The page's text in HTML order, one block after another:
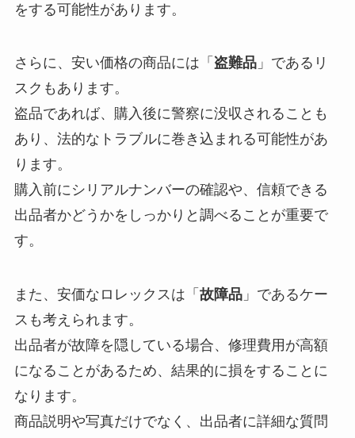
をする可能性があります。
さらに、安い価格の商品には「 盗難品」であるリ
スクもあります。
盗品であれば、購入後に警察に没収されることも
あり、法的なトラブルに巻き込まれる可能性があ
ります。
購入前にシリアルナンバーの確認や、信頼できる
出品者かどうかをしっかりと調べることが重要で
す。
また、安価なロレックスは「 故障品」であるケー
スも考えられます。
出品者が故障を隠している場合、修理費用が高額
になることがあるため、結果的に損をすることに
なります。
商品説明や写真だけでなく、出品者に詳細な質問